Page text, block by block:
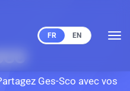
FR EN
Ges-Sco avec vos